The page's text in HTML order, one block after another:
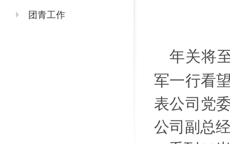
团青工作
年关将
军一行看
表公司党
公司副总